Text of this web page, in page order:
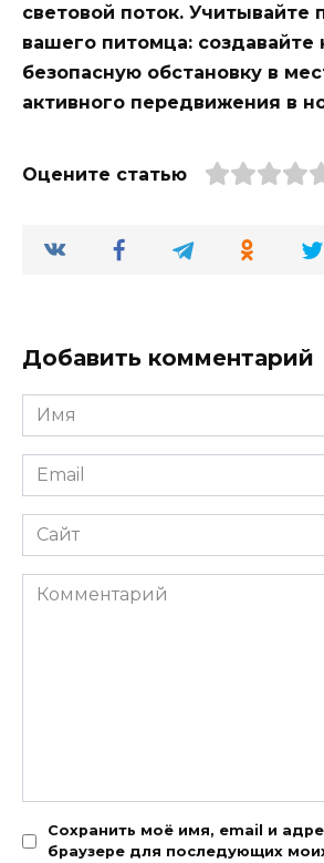
световой поток. Учитывайте
вашего питомца:
безопасную обстановку в
активного передвижения в
Оцените статью
Добавить комментарий
Имя
*
Email
*
Сайт
Комментарий
Сохранить моё имя, email и
браузере для последующих